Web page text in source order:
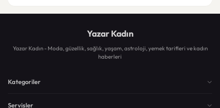
Yazar Kadın
Yazar Kadın - Moda, güzellik, sağlık, yaşam, astroloji, yemek tarifleri ve kadın
haberleri
Kategoriler
Servisler